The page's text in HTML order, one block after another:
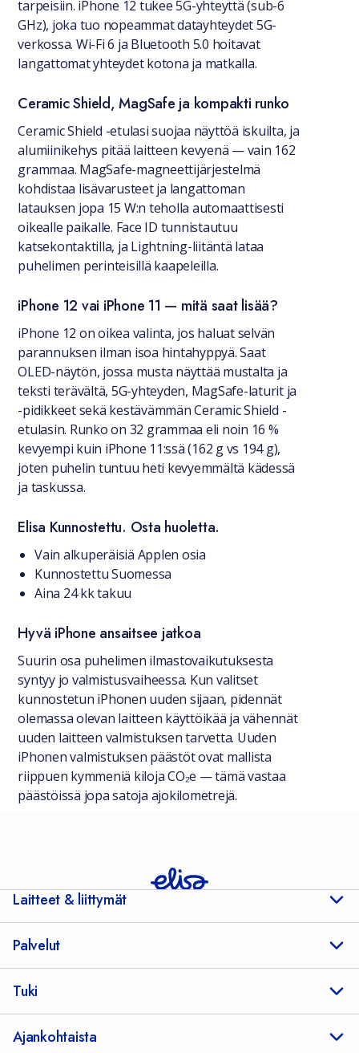
tarpeisiin. iPhone 12 tukee 5G-yhteyttä (sub-6
GHz), joka tuo nopeammat datayhteydet 5G-
verkossa. Wi-Fi 6 ja Bluetooth 5.0 hoitavat
langattomat yhteydet kotona ja matkalla.
Ceramic Shield, MagSafe ja kompakti runko
Ceramic Shield -etulasi suojaa näyttöä iskuilta, ja
alumiinikehys pitää laitteen kevyenä — vain 162
grammaa. MagSafe-magneettijärjestelmä
kohdistaa lisävarusteet ja langattoman
latauksen jopa 15 W:n teholla automaattisesti
oikealle paikalle. Face ID tunnistautuu
katsekontaktilla, ja Lightning-liitäntä lataa
puhelimen perinteisillä kaapeleilla.
iPhone 12 vai iPhone 11 — mitä saat lisää?
iPhone 12 on oikea valinta, jos haluat selvän
parannuksen ilman isoa hintahyppyä. Saat
OLED-näytön, jossa musta näyttää mustalta ja
teksti terävältä, 5G-yhteyden, MagSafe-laturit ja
-pidikkeet sekä kestävämmän Ceramic Shield -
etulasin. Runko on 32 grammaa eli noin 16 %
kevyempi kuin iPhone 11:ssä (162 g vs 194 g),
joten puhelin tuntuu heti kevyemmältä kädessä
ja taskussa.
Elisa Kunnostettu. Osta huoletta.
Vain alkuperäisiä Applen osia
Kunnostettu Suomessa
Aina 24 kk takuu
Hyvä iPhone ansaitsee jatkoa
Suurin osa puhelimen ilmastovaikutuksesta
syntyy jo valmistusvaiheessa. Kun valitset
kunnostetun iPhonen uuden sijaan, pidennät
olemassa olevan laitteen käyttöikää ja vähennät
uuden laitteen valmistuksen tarvetta. Uuden
iPhonen valmistuksen päästöt ovat mallista
riippuen kymmeniä kiloja CO₂e — tämä vastaa
päästöissä jopa satoja ajokilometrejä.
Laitteet & liittymät
Palvelut
Tuki
Ajankohtaista